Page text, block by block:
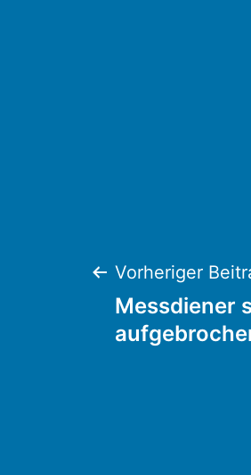
Vorheriger
Messdiener